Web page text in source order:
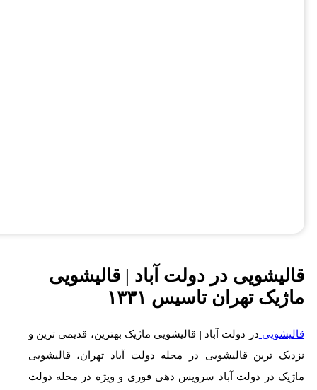
قالیشویی در دولت آباد | قالیشویی
ماژیک تهران تاسیس ۱۳۳۱
قالیشویی در دولت آباد | قالیشویی ماژیک بهترین، قدیمی ترین و
نزدیک ترین قالیشویی در محله دولت آباد تهران، قالیشویی
ماژیک در دولت آباد سرویس دهی فوری و ویژه در محله دولت